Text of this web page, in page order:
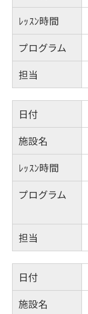
ﾚｯｽﾝ時間
プログラム
担当
日付
施設名
ﾚｯｽﾝ時間
プログラム
担当
日付
施設名